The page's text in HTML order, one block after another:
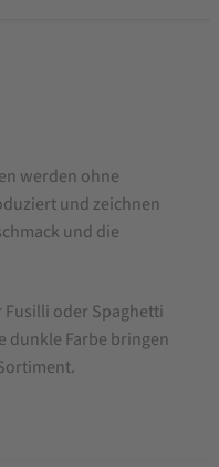
werden ohne
und zeichnen
und die
Fusilli oder Spaghetti
dunkle Farbe bringen